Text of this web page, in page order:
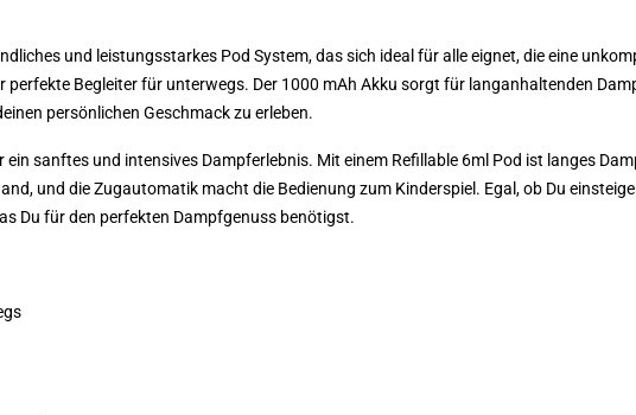
und leistungsstarkes Pod System, das sich ideal für alle eignet, die eine
Begleiter für unterwegs. Der 1000 mAh Akku sorgt für langanhaltenden
persönlichen Geschmack zu erleben.
ein sanftes und intensives Dampferlebnis. Mit einem Refillable 6ml Pod ist langes
und die Zugautomatik macht die Bedienung zum Kinderspiel. Egal, ob Du
Du für den perfekten Dampfgenuss benötigst.